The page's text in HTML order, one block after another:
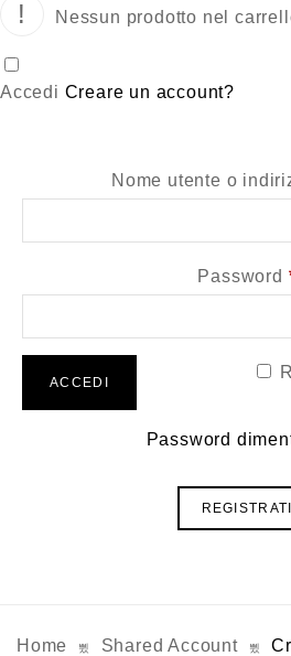
Nessun prodotto nel
Accedi Creare un account?
Nome utente o
Password
ACCEDI
Password
REGISTRATI
Home Shared Account